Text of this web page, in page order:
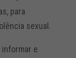
para
sexual.
informar e